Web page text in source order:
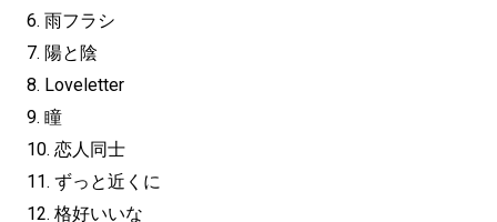
6. 雨フラシ
7. 陽と陰
8. Loveletter
9. 瞳
10. 恋人同士
11. ずっと近くに
12. 格好いいな